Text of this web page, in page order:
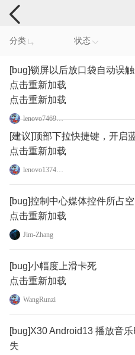
手机反馈
分类 状态
[bug]锁屏以后放口袋自动误
点击重新加载
点击重新加载
lenovo74690826
[建议]顶部下拉快捷键，开启
点击重新加载
lenovo137475098
[bug]控制中心媒体控件所占
点击重新加载
Jim-Zhang
[bug]小幅度上滑卡死
点击重新加载
WangRunzi
[bug]X30 Android13 播放音
失